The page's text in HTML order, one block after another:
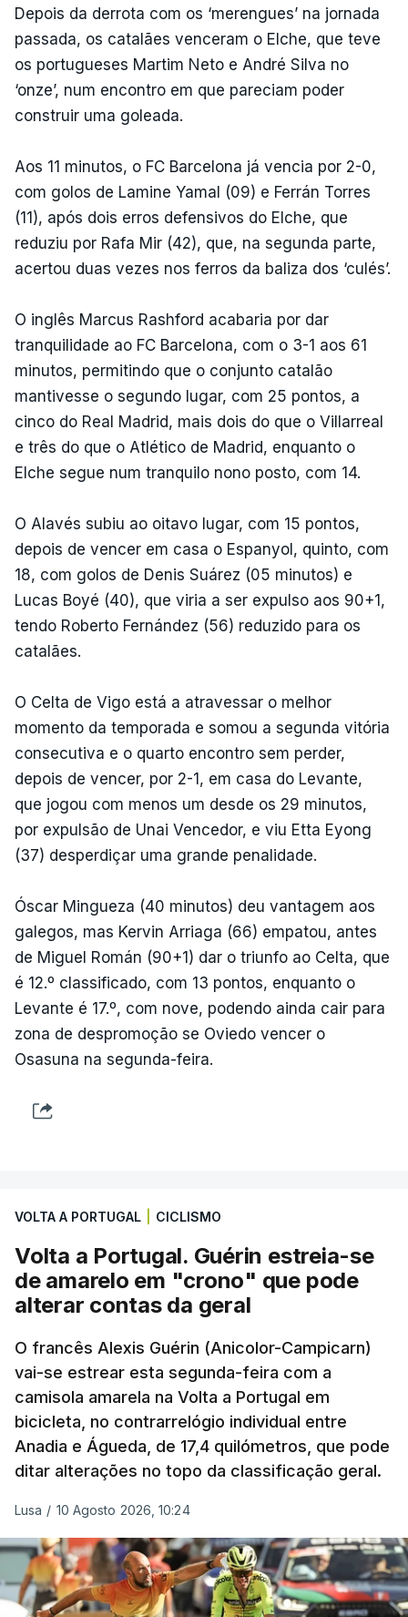
Depois da derrota com os ‘merengues’ na jornada
passada, os catalães venceram o Elche, que teve
os portugueses Martim Neto e André Silva no
‘onze’, num encontro em que pareciam poder
construir uma goleada.
Aos 11 minutos, o FC Barcelona já vencia por 2-0,
com golos de Lamine Yamal (09) e Ferrán Torres
(11), após dois erros defensivos do Elche, que
reduziu por Rafa Mir (42), que, na segunda parte,
acertou duas vezes nos ferros da baliza dos ‘culés’.
O inglês Marcus Rashford acabaria por dar
tranquilidade ao FC Barcelona, com o 3-1 aos 61
minutos, permitindo que o conjunto catalão
mantivesse o segundo lugar, com 25 pontos, a
cinco do Real Madrid, mais dois do que o Villarreal
e três do que o Atlético de Madrid, enquanto o
Elche segue num tranquilo nono posto, com 14.
O Alavés subiu ao oitavo lugar, com 15 pontos,
depois de vencer em casa o Espanyol, quinto, com
18, com golos de Denis Suárez (05 minutos) e
Lucas Boyé (40), que viria a ser expulso aos 90+1,
tendo Roberto Fernández (56) reduzido para os
catalães.
O Celta de Vigo está a atravessar o melhor
momento da temporada e somou a segunda vitória
consecutiva e o quarto encontro sem perder,
depois de vencer, por 2-1, em casa do Levante,
que jogou com menos um desde os 29 minutos,
por expulsão de Unai Vencedor, e viu Etta Eyong
(37) desperdiçar uma grande penalidade.
Óscar Mingueza (40 minutos) deu vantagem aos
galegos, mas Kervin Arriaga (66) empatou, antes
de Miguel Román (90+1) dar o triunfo ao Celta, que
é 12.º classificado, com 13 pontos, enquanto o
Levante é 17.º, com nove, podendo ainda cair para
zona de despromoção se Oviedo vencer o
Osasuna na segunda-feira.
VOLTA A PORTUGAL CICLISMO
Volta a Portugal. Guérin estreia-se
de amarelo em "crono" que pode
alterar contas da geral
O francês Alexis Guérin (Anicolor-Campicarn)
vai-se estrear esta segunda-feira com a
camisola amarela na Volta a Portugal em
bicicleta, no contrarrelógio individual entre
Anadia e Águeda, de 17,4 quilómetros, que pode
ditar alterações no topo da classificação geral.
Lusa / 10 Agosto 2026, 10:24